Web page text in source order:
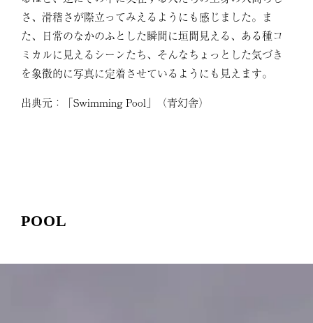
さ、滑稽さが際立ってみえるようにも感じました。ま
た、日常のなかのふとした瞬間に垣間見える、ある種コ
ミカルに見えるシーンたち、そんなちょっとした気づき
を象徴的に写真に定着させているようにも見えます。
出典元：「Swimming Pool」（青幻舎）
POOL